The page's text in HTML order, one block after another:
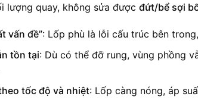
lượng quay, không sửa được đứt/bể sợi
vấn đề”: Lốp phù là lỗi cấu trúc bên
tồn tại: Dù có thể đỡ rung, vùng phồng
tốc độ và nhiệt: Lốp càng nóng, áp